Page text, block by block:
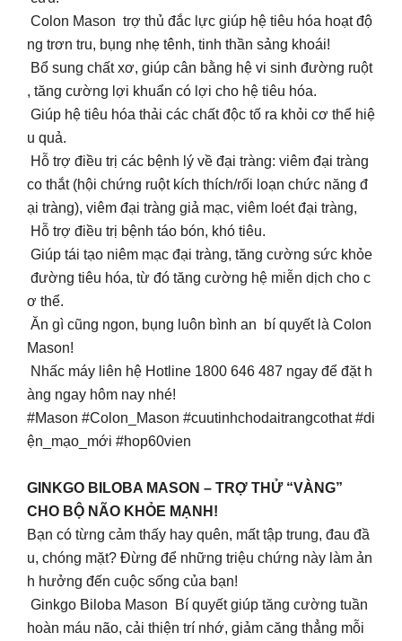
Colon Mason trợ thủ đắc lực giúp hệ tiêu hóa hoạt độ
ng trơn tru, bụng nhẹ tênh, tinh thần sảng khoái!
Bổ sung chất xơ, giúp cân bằng hệ vi sinh đường ruột
, tăng cường lợi khuẩn có lợi cho hệ tiêu hóa.
Giúp hệ tiêu hóa thải các chất độc tố ra khỏi cơ thể hiệ
u quả.
Hỗ trợ điều trị các bệnh lý về đại tràng: viêm đại tràng
co thắt (hội chứng ruột kích thích/rối loạn chức năng đ
ại tràng), viêm đại tràng giả mạc, viêm loét đại tràng,
Hỗ trợ điều trị bệnh táo bón, khó tiêu.
Giúp tái tạo niêm mạc đại tràng, tăng cường sức khỏe
đường tiêu hóa, từ đó tăng cường hệ miễn dịch cho c
ơ thể.
Ăn gì cũng ngon, bụng luôn bình an bí quyết là Colon
Mason!
Nhấc máy liên hệ Hotline 1800 646 487 ngay để đặt h
àng ngay hôm nay nhé!
#Mason #Colon_Mason #cuutinhchodaitrangcothat #di
ện_mạo_mới #hop60vien
GINKGO BILOBA MASON – TRỢ THỬ “VÀNG”
CHO BỘ NÃO KHỎE MẠNH!
Bạn có từng cảm thấy hay quên, mất tập trung, đau đầ
u, chóng mặt? Đừng để những triệu chứng này làm ản
h hưởng đến cuộc sống của bạn!
Ginkgo Biloba Mason Bí quyết giúp tăng cường tuần
hoàn máu não, cải thiện trí nhớ, giảm căng thẳng mỗi